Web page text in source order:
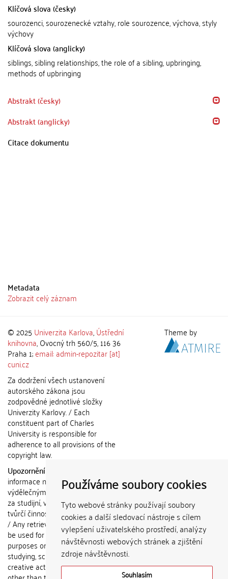
Používáme soubory cookies
Tyto webové stránky používají soubory
cookies a další sledovací nástroje s cílem
vylepšení uživatelského prostředí, analýzy
návštěvnosti webových stránek a zjištění
zdroje návštěvnosti.
Souhlasím
Klíčová slova (česky)
sourozenci, sourozenecké vztahy, role sourozence, výchova, styly
výchovy
Klíčová slova (anglicky)
siblings, sibling relationships, the role of a sibling, upbringing,
methods of upbringing
Abstrakt (česky)
Abstrakt (anglicky)
Citace dokumentu
Metadata
Zobrazit celý záznam
© 2025 Univerzita Karlova,Ústřední
knihovna, Ovocný trh 560/5, 116 36
Praha 1;email: admin-repozitar [at]
cuni.cz
Za dodržení všech ustanovení
autorského zákona jsou
zodpovědné jednotlivé složky
Univerzity Karlovy. / Each
constituent part of Charles
University is responsible for
adherence to all provisions of the
copyright law.
Upozornění / Notice:
informace nemohou být použity k
výdělečným účelům nebo vydávány
za studijní, vědeckou nebo jinou
tvůrčí činnost jiné osoby než autora.
/ Any retrieved information shall not
be used for any commercial
purposes or claimed as results of
studying, scientific or any other
creative activities of any person
Theme by